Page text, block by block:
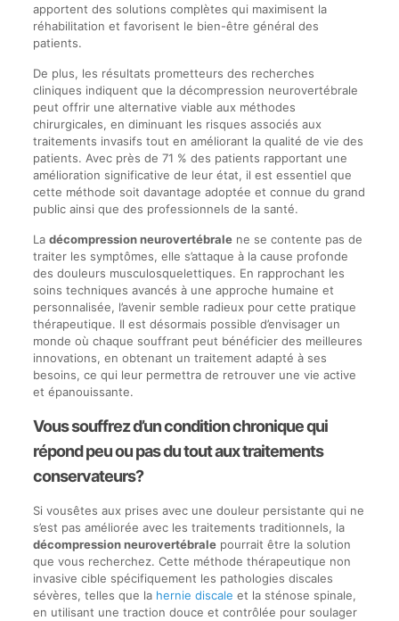
apportent des solutions complètes qui maximisent la
réhabilitation et favorisent le bien-être général des
patients.
De plus, les résultats prometteurs des recherches
cliniques indiquent que la décompression neurovertébrale
peut offrir une alternative viable aux méthodes
chirurgicales, en diminuant les risques associés aux
traitements invasifs tout en améliorant la qualité de vie des
patients. Avec près de 71 % des patients rapportant une
amélioration significative de leur état, il est essentiel que
cette méthode soit davantage adoptée et connue du grand
public ainsi que des professionnels de la santé.
La décompression neurovertébralene se contente pas de
traiter les symptômes, elle s’attaque à la cause profonde
des douleurs musculosquelettiques. En rapprochant les
soins techniques avancés à une approche humaine et
personnalisée, l’avenir semble radieux pour cette pratique
thérapeutique. Il est désormais possible d’envisager un
monde où chaque souffrant peut bénéficier des meilleures
innovations, en obtenant un traitement adapté à ses
besoins, ce qui leur permettra de retrouver une vie active
et épanouissante.
Vous souffrez d’un condition chronique qui
répond peu ou pas du tout aux traitements
conservateurs?
Si vousêtes aux prises avec une douleur persistante qui ne
s’est pas améliorée avec les traitements traditionnels, la
décompression neurovertébralepourrait être la solution
que vous recherchez. Cette méthode thérapeutique non
invasive cible spécifiquement les pathologies discales
sévères, telles que la hernie discale et la sténose spinale,
en utilisant une traction douce et contrôlée pour soulager